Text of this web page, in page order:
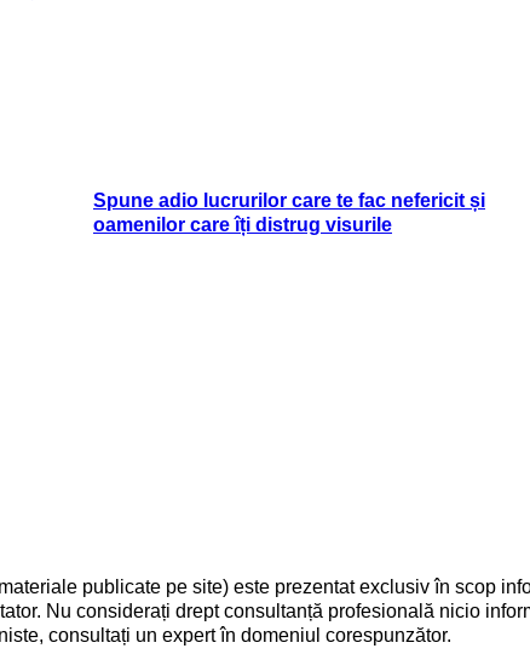
Spune adio lucrurilor care te fac nefericit și
oamenilor care îți distrug visurile
publicate pe site) este prezentat exclusiv în scop
Nu considerați drept consultanță profesională nicio
consultați un expert în domeniul corespunzător.